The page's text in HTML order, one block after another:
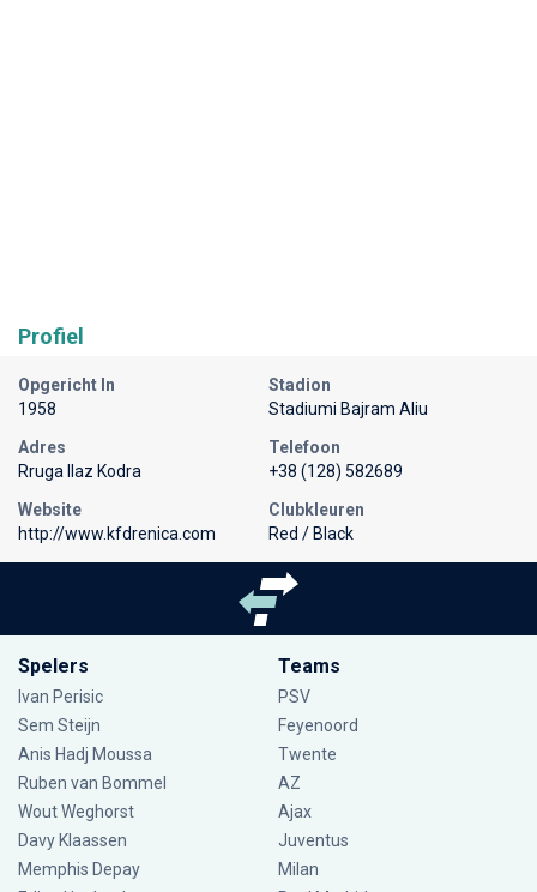
Profiel
Opgericht In
1958
Stadion
Stadiumi Bajram Aliu
Adres
Rruga Ilaz Kodra
Telefoon
+38 (128) 582689
Website
http://www.kfdrenica.com
Clubkleuren
Red / Black
Spelers
Ivan Perisic
Sem Steijn
Anis Hadj Moussa
Ruben van Bommel
Wout Weghorst
Davy Klaassen
Memphis Depay
Teams
PSV
Feyenoord
Twente
AZ
Ajax
Juventus
Milan